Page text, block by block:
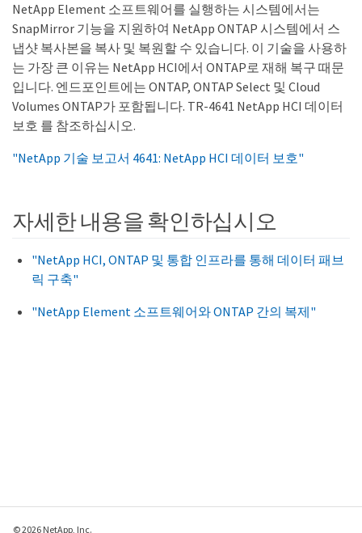
NetApp Element 소프트웨어를 실행하는 시스템에서는
SnapMirror 기능을 지원하여 NetApp ONTAP 시스템에서 스
냅샷 복사본을 복사 및 복원할 수 있습니다. 이 기술을 사용하
는 가장 큰 이유는 NetApp HCI에서 ONTAP로 재해 복구 때문
입니다. 엔드포인트에는 ONTAP, ONTAP Select 및 Cloud
Volumes ONTAP가 포함됩니다. TR-4641 NetApp HCI 데이터
보호 를 참조하십시오.
"NetApp 기술 보고서 4641: NetApp HCI 데이터 보호"
자세한 내용을 확인하십시오
"NetApp HCI, ONTAP 및 통합 인프라를 통해 데이터 패브
릭 구축"
"NetApp Element 소프트웨어와 ONTAP 간의 복제"
© 2026 NetApp, Inc.